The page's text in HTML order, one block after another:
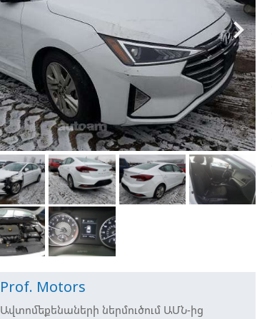

Prof. Motors
Ավտոմեքենաների ներմուծում ԱՄՆ-ից